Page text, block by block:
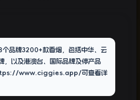
个品牌3200+款香烟，包括中华、云
，以及港澳台、国际品牌及停产品
www.ciggies.app/可查看详